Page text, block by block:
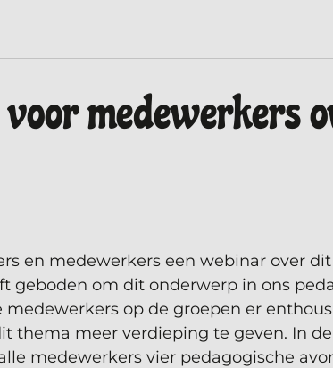
voor medewerkers
en medewerkers een webinar over
geboden om dit onderwerp in ons
op de groepen er
thema meer verdieping te geven. In
medewerkers vier pedagogische